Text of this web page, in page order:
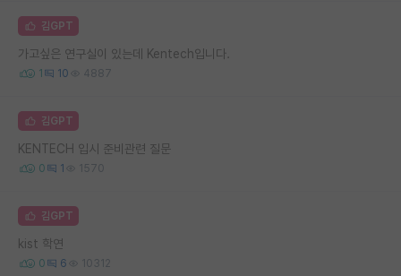
김GPT
가고싶은 연구실이 있는데 Kentech입니다.
1 10 4887
김GPT
KENTECH 입시 준비관련 질문
0 1 1570
김GPT
kist 학연
0 6 10312